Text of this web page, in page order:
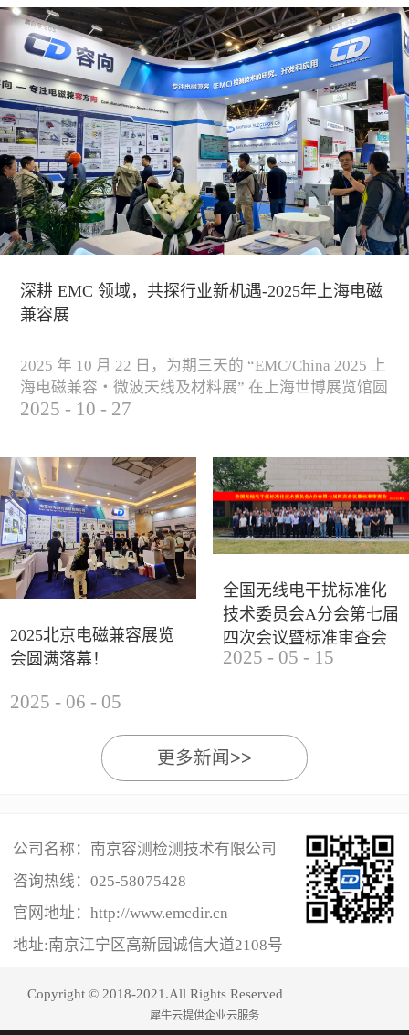
深耕 EMC 领域，共探行业新机遇-2025年上海电磁
兼容展
2025 年 10 月 22 日，为期三天的 “EMC/China 2025 上
海电磁兼容・微波天线及材料展” 在上海世博展览馆圆
满落下帷幕。作为电磁兼容领域的行业盛会，本届展
研讨及产品展示等多种形式，深入交流行业见解，踊
跃探索合作空间，为电磁兼容领域的高质量发展汇聚
了新动能。产品展示展会现场，公司展示了...
2025 - 10 - 27
2025北京电磁兼容展览
会圆满落幕！
2025 - 06 - 05
全国无线电干扰标准化
技术委员会A分会第七届
四次会议暨标准审查会
成功举办
2025 - 05 - 15
更多新闻>>
公司名称：南京容测检测技术有限公司
咨询热线： 025-58075428
官网地址：http://www.emcdir.cn
地址:南京江宁区高新园诚信大道2108号
Copyright © 2018-2021.All Rights Reserved
犀牛云提供企业云服务